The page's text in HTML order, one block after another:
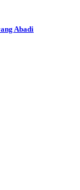
Abadi